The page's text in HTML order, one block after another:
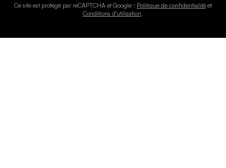
Ce site est protégé par reCAPTCHA et Google : Politique de confidentialité et
Conditions d'utilisation